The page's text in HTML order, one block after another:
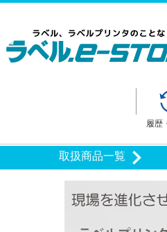
履歴
取扱商品一覧